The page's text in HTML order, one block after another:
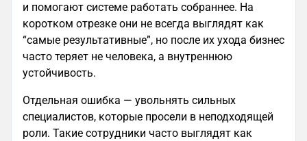
и помогают системе работать собраннее. На
коротком отрезке они не всегда выглядят как
“самые результативные”, но после их ухода бизнес
часто теряет не человека, а внутреннюю
устойчивость.
Отдельная ошибка — увольнять сильных
специалистов, которые просели в неподходящей
роли. Такие сотрудники часто выглядят как